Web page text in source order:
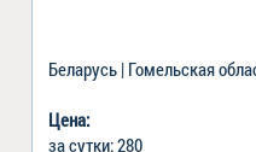
Беларусь | Гомельская
Цена:
за сутки: 280